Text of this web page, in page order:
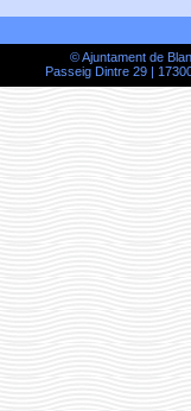
© Ajuntament de
Passeig Dintre 29 |